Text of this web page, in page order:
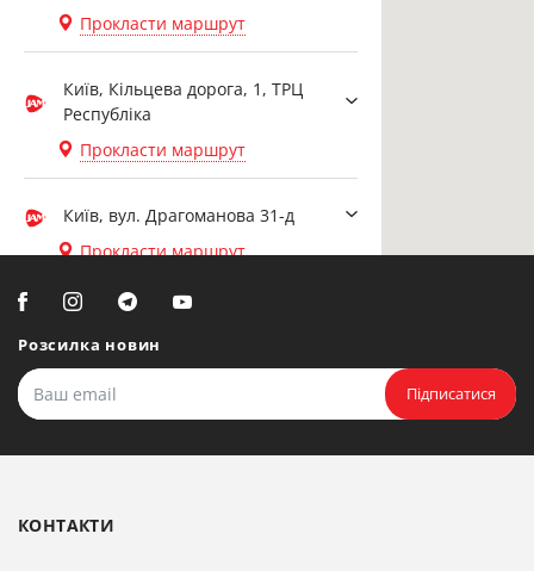
Прокласти маршрут
Київ, Кільцева дорога, 1, ТРЦ
Республіка
Прокласти маршрут
Київ, вул. Драгоманова 31-д
Прокласти маршрут
Біла Церква, вул. Ярослава
Мудрого, 20, офіс 108
Прокласти маршрут
Розсилка новин
Підписатися
КОНТАКТИ